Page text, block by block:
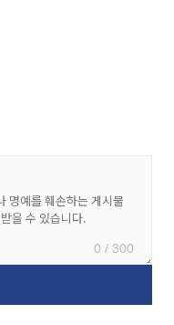
0 / 300